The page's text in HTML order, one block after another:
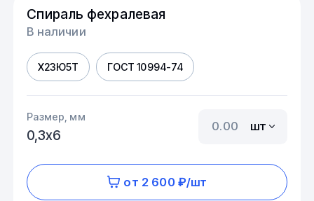
Спираль фехралевая
В наличии
Х23Ю5Т ГОСТ 10994-74
Размер, мм
0,3х6
шт
от 2 600 ₽/шт